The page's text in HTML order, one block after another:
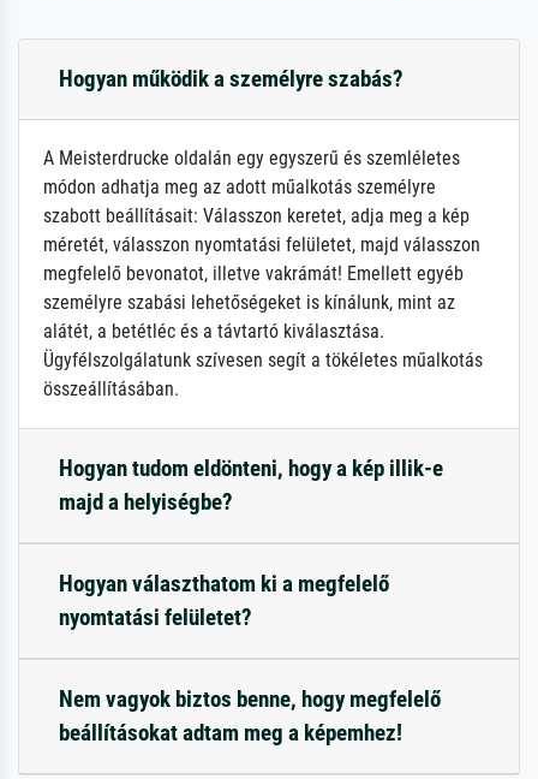
Hogyan működik a személyre szabás?
A Meisterdrucke oldalán egy egyszerű és szemléletes
módon adhatja meg az adott műalkotás személyre
szabott beállításait: Válasszon keretet, adja meg a kép
méretét, válasszon nyomtatási felületet, majd válasszon
megfelelő bevonatot, illetve vakrámát! Emellett egyéb
személyre szabási lehetőségeket is kínálunk, mint az
alátét, a betétléc és a távtartó kiválasztása.
Ügyfélszolgálatunk szívesen segít a tökéletes műalkotás
összeállításában.
Hogyan tudom eldönteni, hogy a kép illik-e
majd a helyiségbe?
Hogyan választhatom ki a megfelelő
nyomtatási felületet?
Nem vagyok biztos benne, hogy megfelelő
beállításokat adtam meg a képemhez!